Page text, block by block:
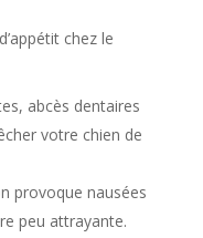
chez le
abcès dentaires
votre chien de
provoque nausées
peu attrayante.